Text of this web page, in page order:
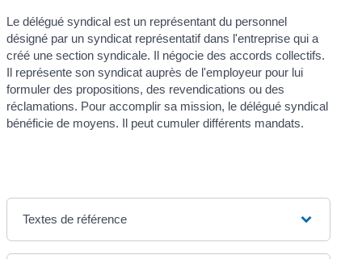
Le délégué syndical est un représentant du personnel
désigné par un syndicat représentatif dans l'entreprise qui a
créé une section syndicale. Il négocie des accords collectifs.
Il représente son syndicat auprès de l'employeur pour lui
formuler des propositions, des revendications ou des
réclamations. Pour accomplir sa mission, le délégué syndical
bénéficie de moyens. Il peut cumuler différents mandats.
Textes de référence